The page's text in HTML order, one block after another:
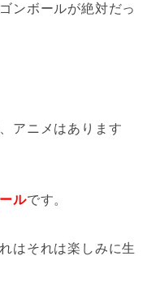
ンボールが絶対だっ
アニメはあります
ルです。
はそれは楽しみに生